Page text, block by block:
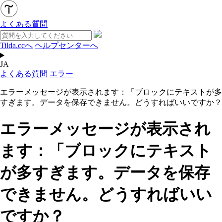
よくある質問
Tilda.ccへ ヘルプセンターへ
JA
よくある質問 エラー
エラーメッセージが表示されます：「ブロックにテキストが多
すぎます。データを保存できません。どうすればいいですか？
エラーメッセージが表示され
ます：「ブロックにテキスト
が多すぎます。データを保存
できません。どうすればいい
ですか？